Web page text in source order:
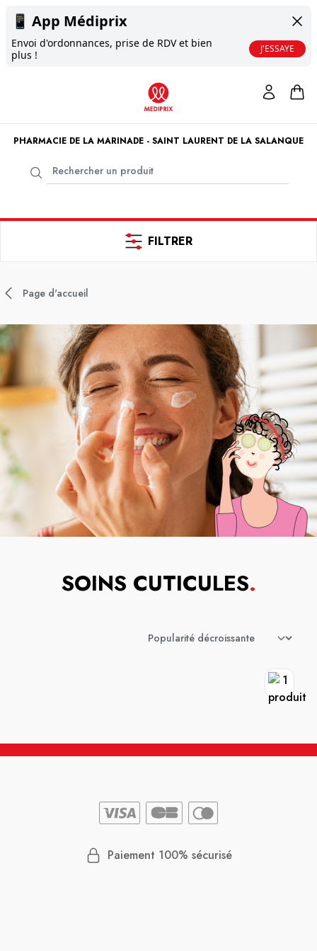
📱 App Médiprix
Envoi d'ordonnances, prise de RDV et bien
plus !
J'ESSAYE
PHARMACIE DE LA MARINADE - SAINT LAURENT DE LA SALANQUE
FILTRER
Page d'accueil
SOINS CUTICULES.
Paiement 100% sécurisé